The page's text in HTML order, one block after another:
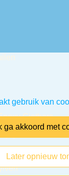
Giethars
giethars
gebruik van
ga akkoord met
later opnieuw